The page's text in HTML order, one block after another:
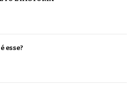
esse?